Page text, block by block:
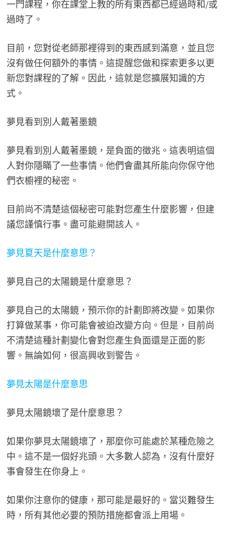
一門課程，你在課堂上教的所有東西都已經過時和/或
過時了。
目前，您對從老師那裡得到的東西感到滿意，並且您
沒有做任何額外的事情。這提醒您做和探索更多以更
新您對課程的了解。因此，這就是您擴展知識的方
式。
夢見看到別人戴著墨鏡
夢見看到別人戴著墨鏡，是負面的徵兆。這表明這個
人對你隱瞞了一些事情。他們會盡其所能向你保守他
們衣櫥裡的秘密。
目前尚不清楚這個秘密可能對您產生什麼影響，但建
議您謹慎行事。盡可能避開該人。
夢見夏天是什麼意思？
夢見自己的太陽鏡是什麼意思？
夢見自己的太陽鏡，預示你的計劃即將改變。如果你
打算做某事，你可能會被迫改變方向。但是，目前尚
不清楚這種計劃變化會對您產生負面還是正面的影
響。無論如何，很高興收到警告。
夢見太陽是什麼意思
夢見太陽鏡壞了是什麼意思？
如果你夢見太陽鏡壞了，那麼你可能處於某種危險之
中。這不是一個好兆頭。大多數人認為，沒有什麼好
事會發生在你身上。
如果你注意你的健康，那可能是最好的。當災難發生
時，所有其他必要的預防措施都會派上用場。